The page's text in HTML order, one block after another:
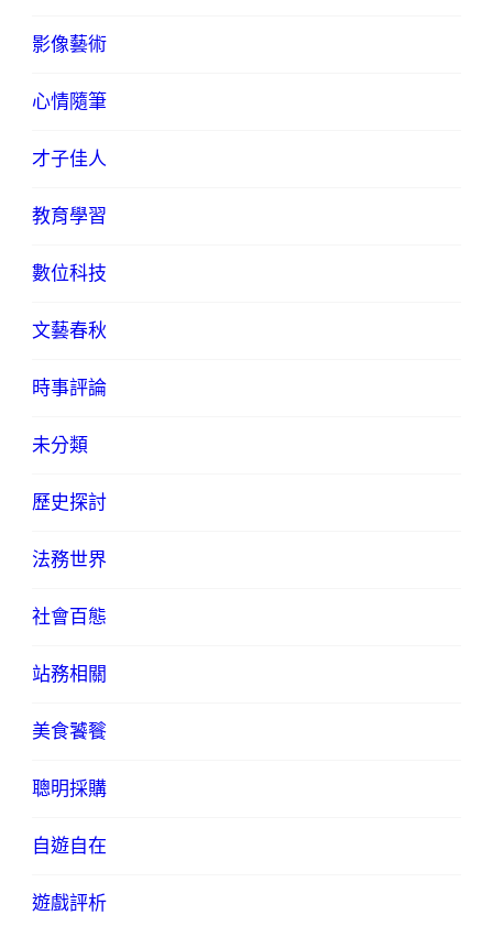
影像藝術
心情隨筆
才子佳人
教育學習
數位科技
文藝春秋
時事評論
未分類
歷史探討
法務世界
社會百態
站務相關
美食饕餮
聰明採購
自遊自在
遊戲評析